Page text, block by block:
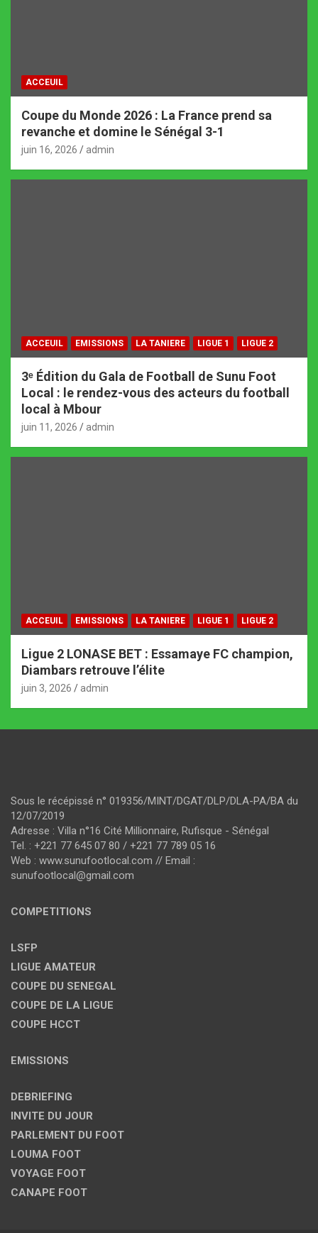
ACCEUIL
Coupe du Monde 2026 : La France prend sa
revanche et domine le Sénégal 3-1
juin 16, 2026 admin
ACCEUIL EMISSIONS LA TANIERE LIGUE 1 LIGUE 2
3ᵉ Édition du Gala de Football de Sunu Foot
Local : le rendez-vous des acteurs du football
local à Mbour
juin 11, 2026 admin
ACCEUIL EMISSIONS LA TANIERE LIGUE 1 LIGUE 2
Ligue 2 LONASE BET : Essamaye FC champion,
Diambars retrouve l’élite
juin 3, 2026 admin
Sous le récépissé n° 019356/MINT/DGAT/DLP/DLA-PA/BA du
12/07/2019
Adresse : Villa n°16 Cité Millionnaire, Rufisque - Sénégal
Tel. : +221 77 645 07 80 / +221 77 789 05 16
Web : www.sunufootlocal.com // Email :
sunufootlocal@gmail.com
COMPETITIONS
LSFP
LIGUE AMATEUR
COUPE DU SENEGAL
COUPE DE LA LIGUE
COUPE HCCT
EMISSIONS
DEBRIEFING
INVITE DU JOUR
PARLEMENT DU FOOT
LOUMA FOOT
VOYAGE FOOT
CANAPE FOOT